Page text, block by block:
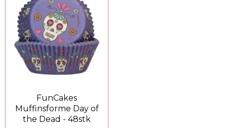
FunCakes
Muffinsforme Day of
the Dead - 48stk